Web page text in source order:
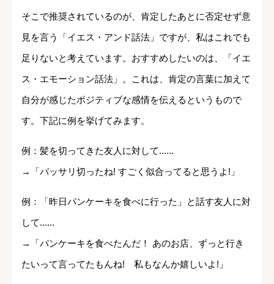
そこで推奨されているのが、肯定したあとに否定せず意
見を言う「イエス・アンド話法」ですが、私はこれでも
足りないと考えています。おすすめしたいのは、「イエ
ス・エモーション話法」。これは、肯定の言葉に加えて
自分が感じたポジティブな感情を伝えるというもので
す。下記に例を挙げてみます。
例：髪を切ってきた友人に対して......
→「バッサリ切ったね! すごく似合ってると思うよ!」
例：「昨日パンケーキを食べに行った」と話す友人に対
して......
→「パンケーキを食べたんだ！ あのお店、ずっと行き
たいって言ってたもんね! 私もなんか嬉しいよ!」